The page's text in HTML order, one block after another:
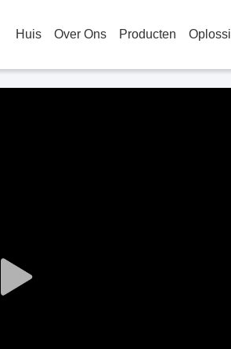
Huis Over Ons Producten
Play